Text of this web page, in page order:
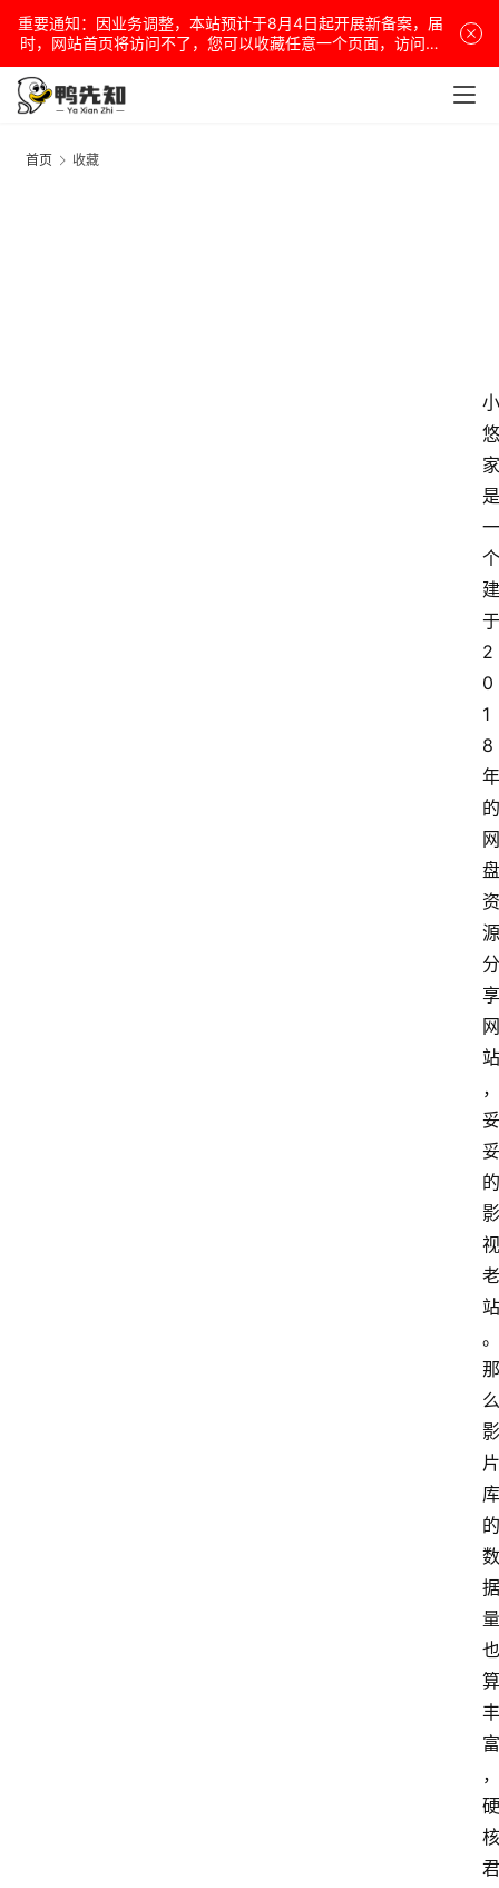
重要通知：因业务调整，本站预计于8月4日起开展新备案，届
时，网站首页将访问不了，您可以收藏任意一个页面，访问网
站！
首页 收藏
小
悠
家
是
一
个
建
于
2
0
1
8
年
的
网
盘
资
源
分
享
网
站
，
妥
妥
的
影
视
老
站
。
那
么
影
片
库
的
数
据
量
也
算
丰
富
，
硬
核
君